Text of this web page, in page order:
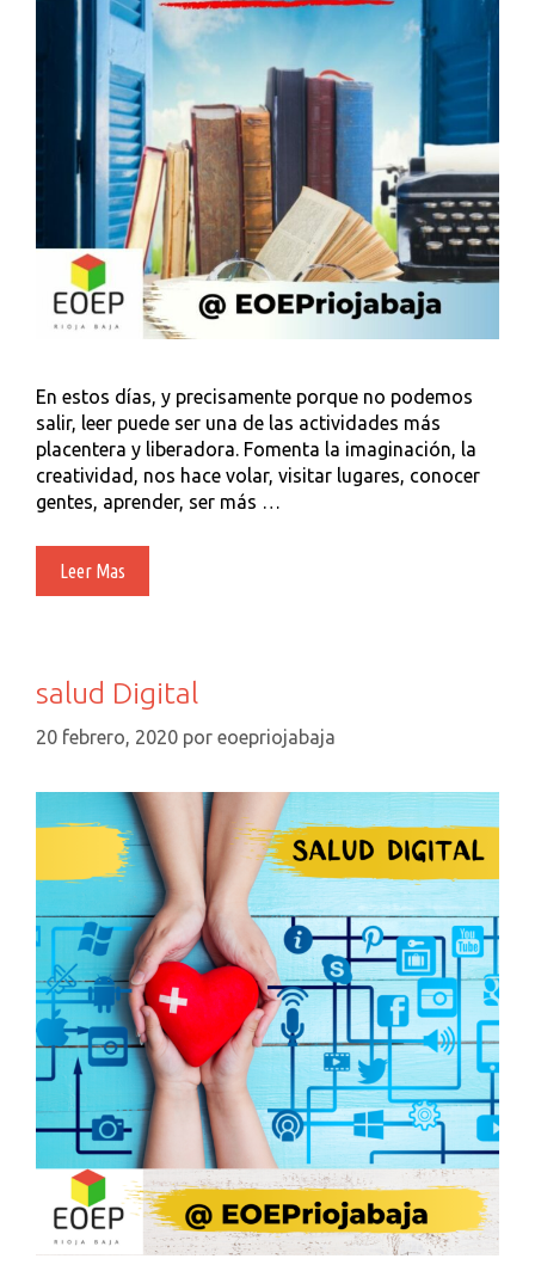
En estos días, y precisamente porque no podemos
salir, leer puede ser una de las actividades más
placentera y liberadora. Fomenta la imaginación, la
creatividad, nos hace volar, visitar lugares, conocer
gentes, aprender, ser más …
Leer Mas
EL
EN
CUARENTENA
salud Digital
20 febrero, 2020 por eoepriojabaja